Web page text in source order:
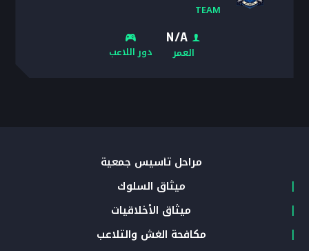
TEAM
N/A
العمر دور اللاعب
مراحل تأسيس جمعية
ميثاق السلوك
ميثاق الأخلاقيات
مكافحة الغش والتلاعب